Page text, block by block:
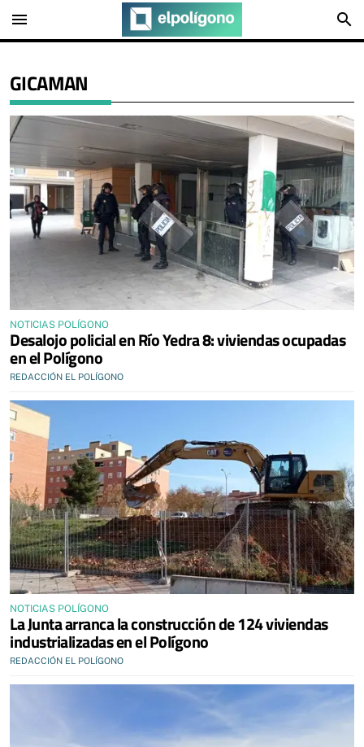
menu search
GICAMAN
NOTICIAS POLÍGONO
Desalojo policial en Río Yedra 8: viviendas ocupadas
en el Polígono
REDACCIÓN EL POLÍGONO
NOTICIAS POLÍGONO
La Junta arranca la construcción de 124 viviendas
industrializadas en el Polígono
REDACCIÓN EL POLÍGONO